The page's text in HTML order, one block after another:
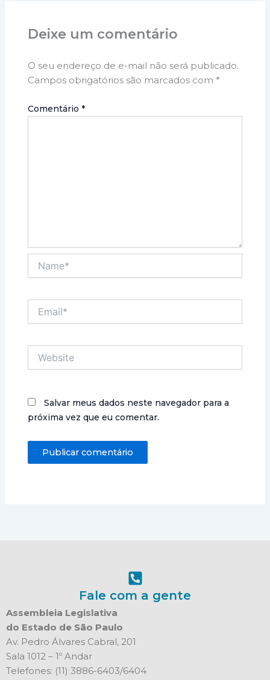
Deixe um comentário
O seu endereço de e-mail não será publicado.
Campos obrigatórios são marcados com *
Comentário *
Salvar meus dados neste navegador para a
próxima vez que eu comentar.
Fale com a gente
Assembleia Legislativa
do Estado de São Paulo
Av. Pedro Álvares Cabral, 201
Sala 1012 – 1º Andar
Telefones: (11) 3886-6403/6404